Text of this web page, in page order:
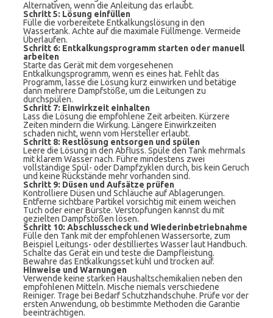
Alternativen, wenn die Anleitung das erlaubt.
Schritt 5: Lösung einfüllen
Fülle die vorbereitete Entkalkungslösung in den
Wassertank. Achte auf die maximale Füllmenge. Vermeide
Überlaufen.
Schritt 6: Entkalkungsprogramm starten oder manuell
arbeiten
Starte das Gerät mit dem vorgesehenen
Entkalkungsprogramm, wenn es eines hat. Fehlt das
Programm, lasse die Lösung kurz einwirken und betätige
dann mehrere Dampfstöße, um die Leitungen zu
durchspülen.
Schritt 7: Einwirkzeit einhalten
Lass die Lösung die empfohlene Zeit arbeiten. Kürzere
Zeiten mindern die Wirkung. Längere Einwirkzeiten
schaden nicht, wenn vom Hersteller erlaubt.
Schritt 8: Restlösung entsorgen und spülen
Leere die Lösung in den Abfluss. Spüle den Tank mehrmals
mit klarem Wasser nach. Führe mindestens zwei
vollständige Spül- oder Dampfzyklen durch, bis kein Geruch
und keine Rückstände mehr vorhanden sind.
Schritt 9: Düsen und Aufsätze prüfen
Kontrolliere Düsen und Schläuche auf Ablagerungen.
Entferne sichtbare Partikel vorsichtig mit einem weichen
Tuch oder einer Bürste. Verstopfungen kannst du mit
gezielten Dampfstößen lösen.
Schritt 10: Abschlusscheck und Wiederinbetriebnahme
Fülle den Tank mit der empfohlenen Wassersorte, zum
Beispiel Leitungs- oder destilliertes Wasser laut Handbuch.
Schalte das Gerät ein und teste die Dampfleistung.
Bewahre das Entkalkungsset kühl und trocken auf.
Hinweise und Warnungen
Verwende keine starken Haushaltschemikalien neben den
empfohlenen Mitteln. Mische niemals verschiedene
Reiniger. Trage bei Bedarf Schutzhandschuhe. Prüfe vor der
ersten Anwendung, ob bestimmte Methoden die Garantie
beeinträchtigen.